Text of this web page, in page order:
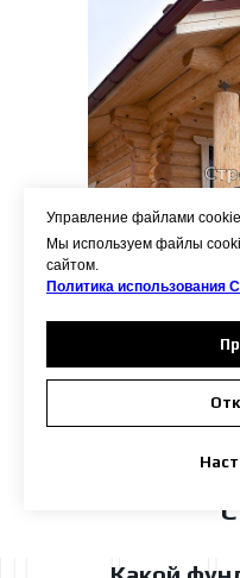
Управление файлами cookie
Мы используем файлы
сайтом.
Политика использования